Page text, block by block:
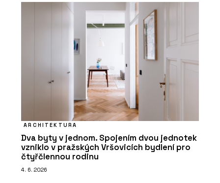
ARCHITEKTURA
Dva byty v jednom. Spojením dvou jednotek
vzniklo v pražských Vršovicích bydlení pro
čtyřčlennou rodinu
4. 6. 2026